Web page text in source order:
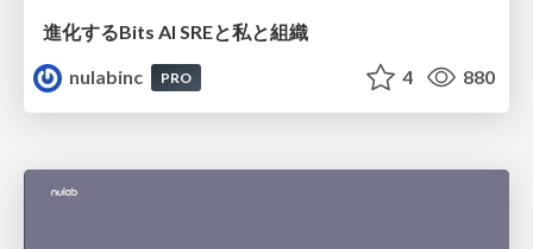
進化するBits AI SREと私と組織
nulabinc
PRO 4 880